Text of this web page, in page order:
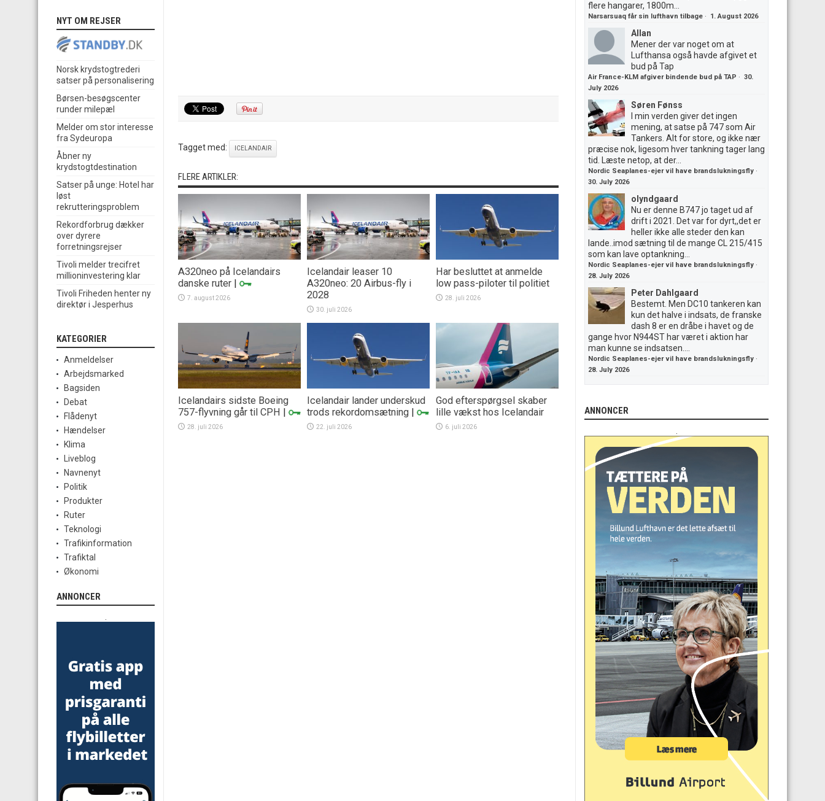
Tagget med: ICELANDAIR
FLERE ARTIKLER:
A320neo på Icelandairs
danske ruter |
7. august 2026
Icelandair leaser 10
A320neo: 20 Airbus-fly i
2028
30. juli 2026
Har besluttet at anmelde
low pass-piloter til politiet
28. juli 2026
Icelandairs sidste Boeing
757-flyvning går til CPH |
28. juli 2026
Icelandair lander underskud
trods rekordomsætning |
22. juli 2026
God efterspørgsel skaber
lille vækst hos Icelandair
6. juli 2026
NYT OM REJSER
Norsk krydstogtrederi
satser på personalisering
Børsen-besøgscenter
runder milepæl
Melder om stor interesse
fra Sydeuropa
Åbner ny
krydstogtdestination
Satser på unge: Hotel har
løst
rekrutteringsproblem
Rekordforbrug dækker
over dyrere
forretningsrejser
Tivoli melder trecifret
millioninvestering klar
Tivoli Friheden henter ny
direktør i Jesperhus
KATEGORIER
Anmeldelser
Arbejdsmarked
Bagsiden
Debat
Flådenyt
Hændelser
Klima
Liveblog
Navnenyt
Politik
Produkter
Ruter
Teknologi
Trafikinformation
Trafiktal
Økonomi
ANNONCER
flere hangarer, 1800m...
Narsarsuaq får sin lufthavn tilbage · 1. August 2026
Allan
Mener der var noget om at
Lufthansa også havde afgivet et
bud på Tap
Air France-KLM afgiver bindende bud på TAP · 30.
July 2026
Søren Fønss
I min verden giver det ingen
mening, at satse på 747 som Air
Tankers. Alt for store, og ikke nær
præcise nok, ligesom hver tankning tager lang
tid. Læste netop, at der...
Nordic Seaplanes-ejer vil have brandslukningsfly ·
30. July 2026
olyndgaard
Nu er denne B747 jo taget ud af
drift i 2021. Det var for dyrt,,det er
heller ikke alle steder den kan
lande..imod sætning til de mange CL 215/415
som kan lave optankning...
Nordic Seaplanes-ejer vil have brandslukningsfly ·
28. July 2026
Peter Dahlgaard
Bestemt. Men DC10 tankeren kan
kun det halve i indsats, de franske
dash 8 er en dråbe i havet og de
gange hvor N944ST har været i aktion har
man kunne se indsatsen....
Nordic Seaplanes-ejer vil have brandslukningsfly ·
28. July 2026
ANNONCER